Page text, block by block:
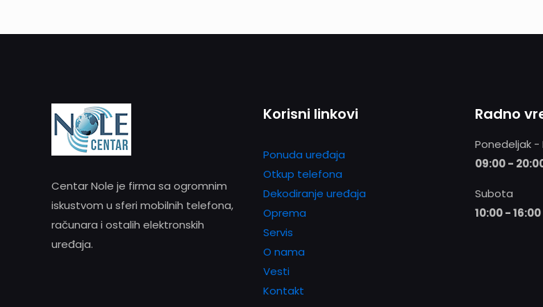
Centar Nole je firma sa ogromnim
iskustvom u sferi mobilnih telefona,
računara i ostalih elektronskih
uređaja.
Korisni linkovi
Ponuda uređaja
Otkup telefona
Dekodiranje uređaja
Oprema
Servis
O nama
Vesti
Kontakt
Radno
Ponedeljak -
09:00 -
Subota
10:00 - 16:00